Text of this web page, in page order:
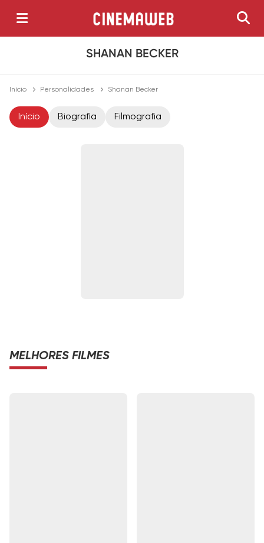
SHANAN BECKER
Início Personalidades Shanan Becker
Início Biografia Filmografia
MELHORES FILMES